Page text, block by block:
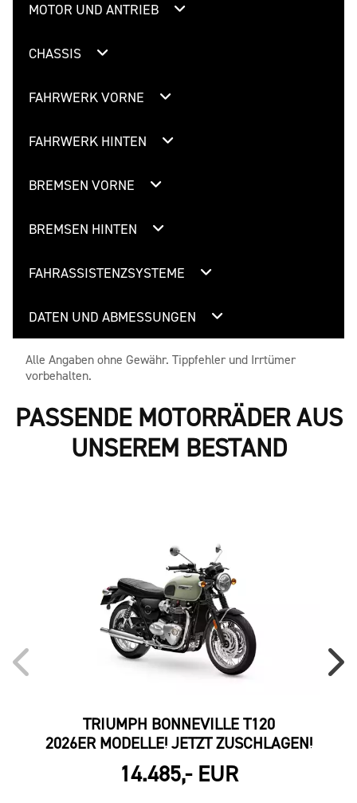
MOTOR UND ANTRIEB
CHASSIS
FAHRWERK VORNE
FAHRWERK HINTEN
BREMSEN VORNE
BREMSEN HINTEN
FAHRASSISTENZSYSTEME
DATEN UND ABMESSUNGEN
Alle Angaben ohne Gewähr. Tippfehler und Irrtümer
vorbehalten.
PASSENDE MOTORRÄDER AUS
UNSEREM BESTAND
TRIUMPH BONNEVILLE T120
2026ER MODELLE! JETZT ZUSCHLAGEN!
14.485,- EUR